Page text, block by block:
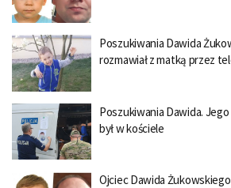
Poszukiwania Dawida
rozmawiał z matką przez
Poszukiwania Dawida.
był w kościele
Ojciec Dawida